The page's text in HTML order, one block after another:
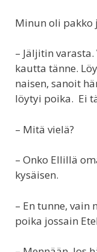
Minun oli pakko
– Jäljitin
kautta tänne.
naisen, sanoit
löytyi poika. Ei
– Mitä vielä?
– Onko Ellillä
kysäisen.
– En tunne, vain
poika jossain